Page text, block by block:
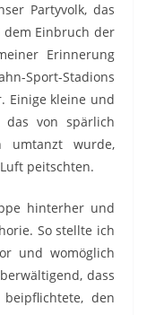
Partyvolk, das
Einbruch der
Erinnerung
Sport-Stadions
Einige kleine und
von spärlich
umtanzt wurde,
peitschten.
hinterher und
So stellte ich
und womöglich
dass
den